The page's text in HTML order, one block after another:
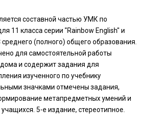
составной частью УМК по
11 класса серии "Rainbow English" и
(полного) общего образования.
для самостоятельной работы
и содержит задания для
изученного по учебнику
значками отмечены задания,
метапредметных умений и
5-е издание, стереотипное.